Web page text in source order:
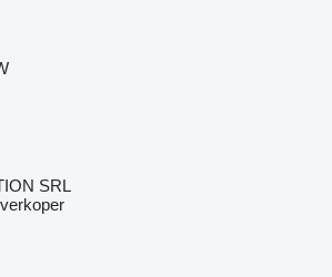
SRL